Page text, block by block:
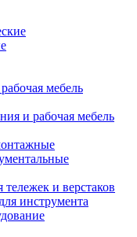
мебель
и рабочая мебель
тележек и верстаков
инструмента